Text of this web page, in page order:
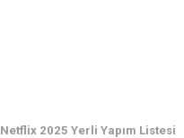
Netflix 2025 Yerli Yapım Listesi